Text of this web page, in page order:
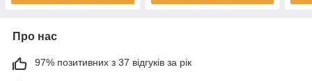
Про нас
97% позитивних з 37 відгуків за рік